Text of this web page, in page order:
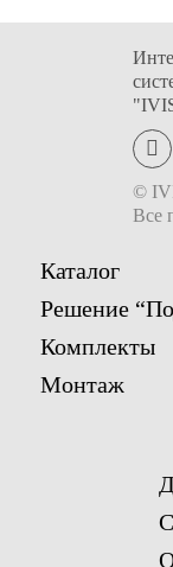
Я
Я
©
Все
Каталог
Решение
Комплекты
Монтаж